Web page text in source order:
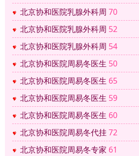
北京协和医院乳腺外科周 70
北京协和医院乳腺外科周 52
北京协和医院乳腺外科周 54
北京协和医院周易冬医生 50
北京协和医院周易冬医生 65
北京协和医院周易冬医生 59
北京协和医院周易冬医生 60
北京协和医院周易冬代挂72
北京协和医院周易冬专家 61